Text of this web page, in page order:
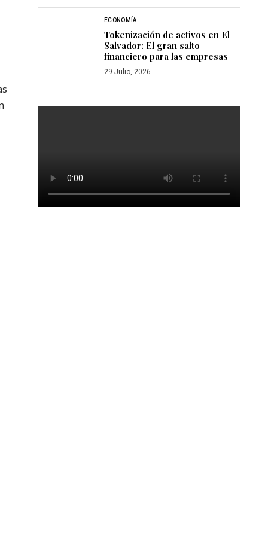
ECONOMÍA
Tokenización de activos en El
Salvador: El gran salto
financiero para las empresas
29 Julio, 2026